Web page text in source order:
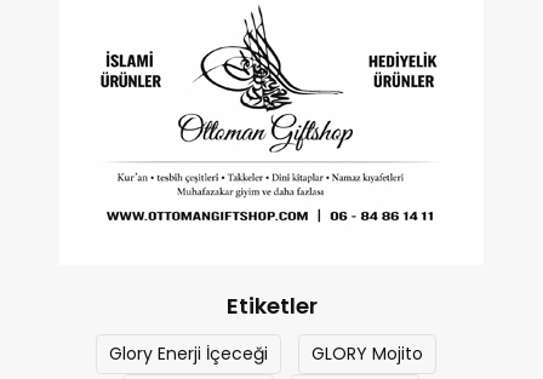
Etiketler
Glory Enerji İçeceği
GLORY Mojito